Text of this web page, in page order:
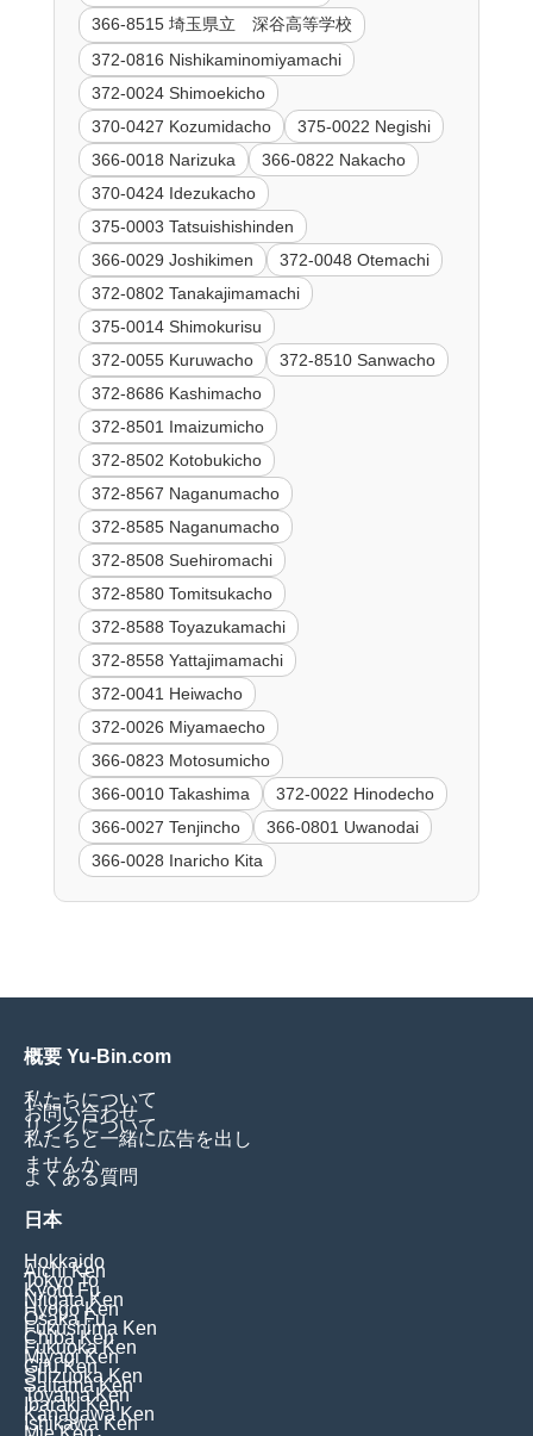
366-8515 埼玉県立 深谷高等学校
372-0816 Nishikaminomiyamachi
372-0024 Shimoekicho
370-0427 Kozumidacho
375-0022 Negishi
366-0018 Narizuka
366-0822 Nakacho
370-0424 Idezukacho
375-0003 Tatsuishishinden
366-0029 Joshikimen
372-0048 Otemachi
372-0802 Tanakajimamachi
375-0014 Shimokurisu
372-0055 Kuruwacho
372-8510 Sanwacho
372-8686 Kashimacho
372-8501 Imaizumicho
372-8502 Kotobukicho
372-8567 Naganumacho
372-8585 Naganumacho
372-8508 Suehiromachi
372-8580 Tomitsukacho
372-8588 Toyazukamachi
372-8558 Yattajimamachi
372-0041 Heiwacho
372-0026 Miyamaecho
366-0823 Motosumicho
366-0010 Takashima
372-0022 Hinodecho
366-0027 Tenjincho
366-0801 Uwanodai
366-0028 Inaricho Kita
概要 Yu-Bin.com
私たちについて
お問い合わせ
リンクについて
私たちと一緒に広告を出し
ませんか
よくある質問
日本
Hokkaido
Aichi Ken
Tokyo To
Kyoto Fu
Niigata Ken
Hyogo Ken
Osaka Fu
Fukushima Ken
Chiba Ken
Fukuoka Ken
Miyagi Ken
Gifu Ken
Shizuoka Ken
Saitama Ken
Toyama Ken
Ibaraki Ken
Kanagawa Ken
Ishikawa Ken